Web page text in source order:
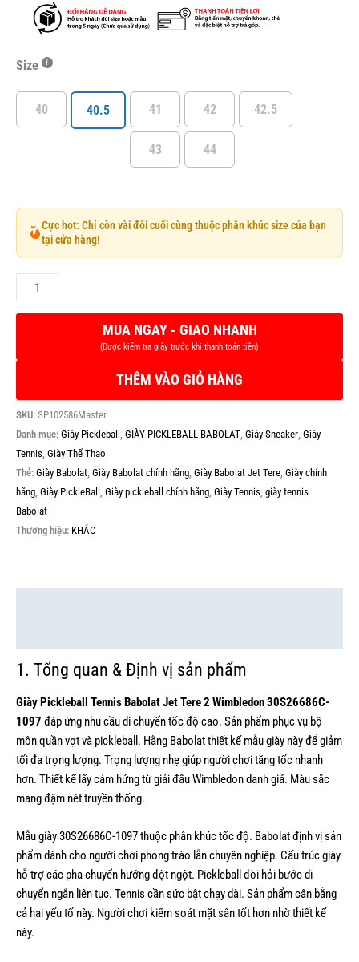
Size
40 40.5 41 42 42.5
43 44
Cực hot: Chỉ còn vài đôi cuối cùng thuộc phân khúc size của bạn
tại cửa hàng!
THÊM VÀO GIỎ HÀNG
SKU: SP102586Master
Danh mục: Giày Pickleball , GIÀY PICKLEBALL BABOLAT, Giày Sneaker, Giày
Tennis, Giày Thể Thao
Thẻ: Giày Babolat, Giày Babolat chính hãng, Giày Babolat Jet Tere, Giày chính
hãng, Giày PickleBall , Giày pickleball chính hãng, Giày Tennis, giày tennis
Babolat
Thương hiệu: KHÁC
1. Tổng quan & Định vị sản phẩm
Giày Pickleball Tennis Babolat Jet Tere 2 Wimbledon 30S26686C-
1097 đáp ứng nhu cầu di chuyển tốc độ cao. Sản phẩm phục vụ bộ
môn quần vợt và pickleball. Hãng Babolat thiết kế mẫu giày này để giảm
tối đa trọng lượng. Trọng lượng nhẹ giúp người chơi tăng tốc nhanh
hơn. Thiết kế lấy cảm hứng từ giải đấu Wimbledon danh giá. Màu sắc
mang đậm nét truyền thống.
Mẫu giày 30S26686C-1097 thuộc phân khúc tốc độ. Babolat định vị sản
phẩm dành cho người chơi phong trào lẫn chuyên nghiệp. Cấu trúc giày
hỗ trợ các pha chuyển hướng đột ngột. Pickleball đòi hỏi bước di
chuyển ngắn liên tục. Tennis cần sức bật chạy dài. Sản phẩm cân bằng
cả hai yếu tố này. Người chơi kiểm soát mặt sân tốt hơn nhờ thiết kế
này.